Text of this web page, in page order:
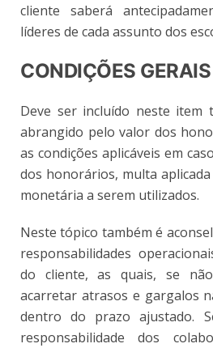
cliente saberá
líderes de cada assunto dos
CONDIÇÕES GERAIS
Deve ser incluído neste item
abrangido pelo valor dos
as condições aplicáveis em
dos honorários, multa
monetária a serem utilizados.
Neste tópico também é
responsabilidades
do cliente, as quais, se
acarretar atrasos e gargalos
dentro do prazo ajustado.
responsabilidade dos